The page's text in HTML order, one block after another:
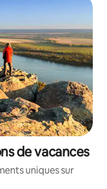
de vacances
uniques sur